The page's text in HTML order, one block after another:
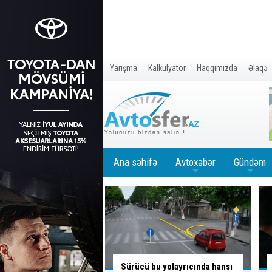
Yarışma Kalkulyator Haqqımızda Əlaqə
Ana səhifə Avtoxəbər Gündəm
yolayrıcında hansı
Sürücünün düşüncə tərzi